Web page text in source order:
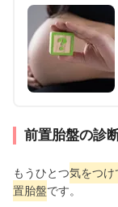
前置胎盤の診
もうひとつ気をつけ
置胎盤です。